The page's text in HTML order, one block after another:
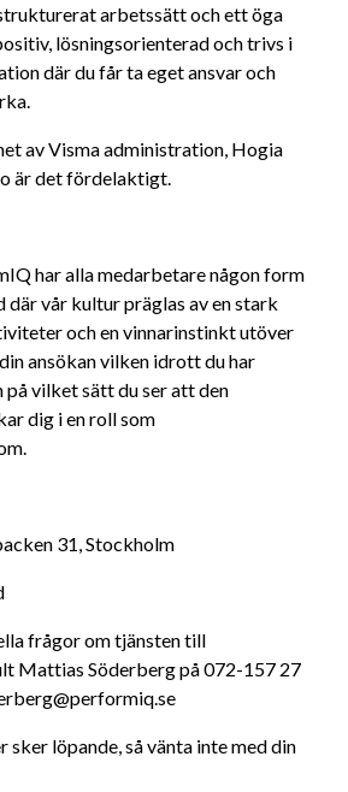
arbetssätt och ett öga
lösningsorienterad och trivs i
där du får ta eget ansvar och
av Visma administration, Hogia
är det fördelaktigt.
har alla medarbetare någon form
vår kultur präglas av en stark
och en vinnarinstinkt utöver
ansökan vilken idrott du har
på vilket sätt du ser att den
dig i en roll som
31, Stockholm
frågor om tjänsten till
Mattias Söderberg på 072-157 27
sker löpande, så vänta inte med din